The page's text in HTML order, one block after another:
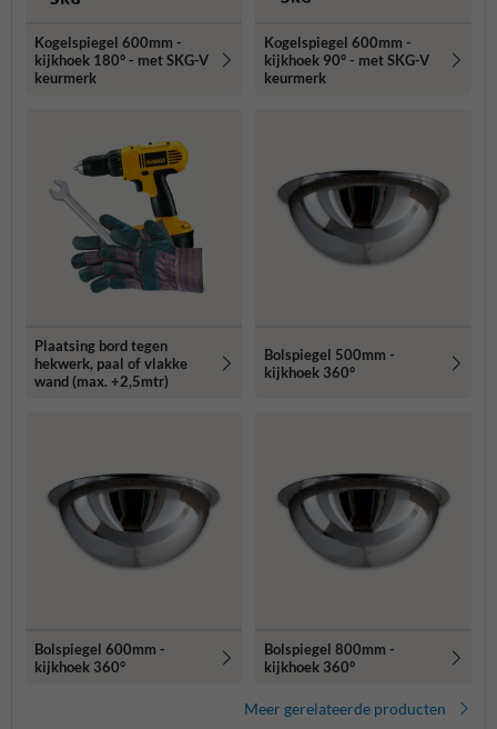
Kogelspiegel 600mm -
kijkhoek 180° - met SKG-V
keurmerk
Kogelspiegel 600mm -
kijkhoek 90° - met SKG-V
keurmerk
Plaatsing bord tegen
hekwerk, paal of vlakke
wand (max. +2,5mtr)
Bolspiegel 500mm -
kijkhoek 360°
Bolspiegel 600mm -
kijkhoek 360°
Bolspiegel 800mm -
kijkhoek 360°
Meer gerelateerde producten